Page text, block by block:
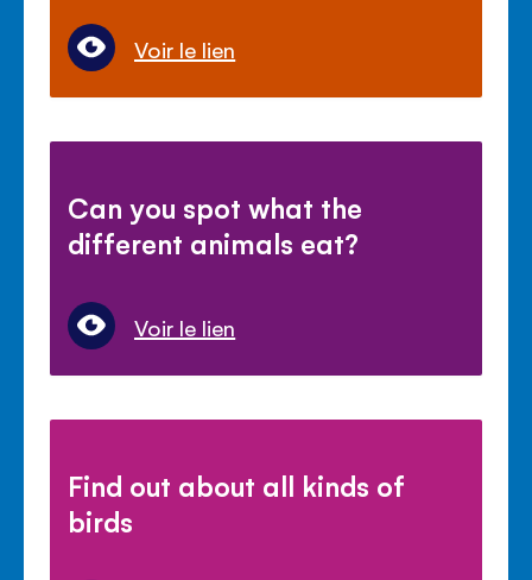
Voir le lien
Can you spot what the
different animals eat?
Voir le lien
Find out about all kinds of
birds